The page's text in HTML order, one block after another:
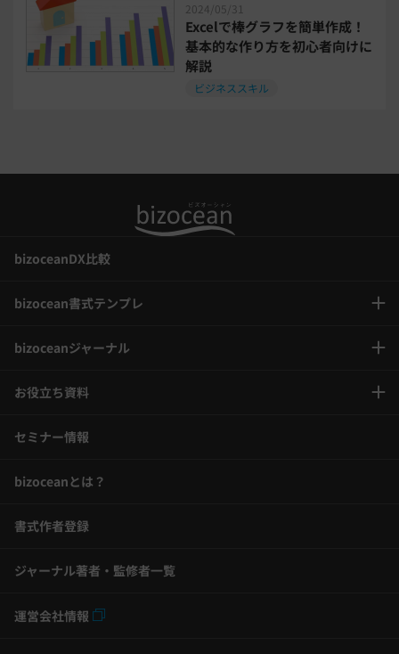
インボイス制度解説 税制改正
喪中はがき 働き方改革
2024/05/31
Excelで棒グラフを簡単作成！
基本的な作り方を初心者向けに
解説
ビジネススキル
bizoceanDX比較
bizocean書式テンプレ
bizoceanジャーナル
お役立ち資料
セミナー情報
bizoceanとは？
書式作者登録
ジャーナル著者・監修者一覧
運営会社情報